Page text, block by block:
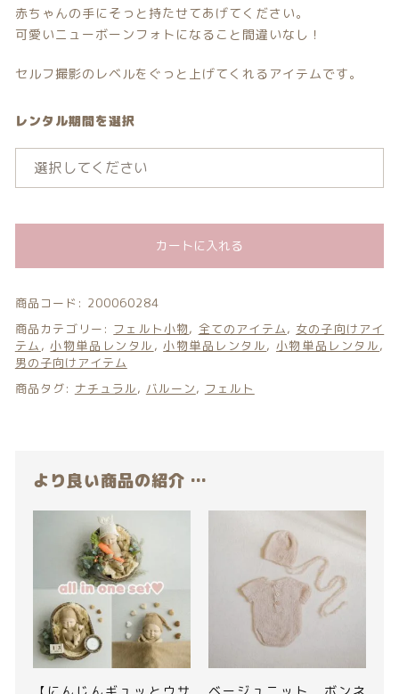
赤ちゃんの手にそっと持たせてあげてください。
可愛いニューボーンフォトになること間違いなし！
セルフ撮影のレベルをぐっと上げてくれるアイテムです。
レンタル期間を選択
カートに入れる
商品コード: 200060284
商品カテゴリー: フェルト小物, 全てのアイテム, 女の子向けアイ
テム ,小物単品レンタル ,小物単品レンタル, 小物単品レンタル,
男の子向けアイテム
商品タグ: ナチュラル, バルーン, フェルト
より良い商品の紹介 …
当店について
プライバシーポリシー
特定商取引法に基づく表記
© 2026 Newborn.Rental